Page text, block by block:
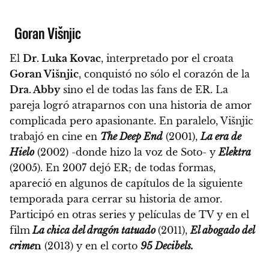
Goran Višnjic
El Dr. Luka Kovac, interpretado por el croata
GoranVišnjic, conquistó no sólo el corazón de la
Dra. Abbysino el de todas las fans de ER. La
pareja logró atraparnos con una historia de amor
complicada pero apasionante. En paralelo,Višnjic
trabajó en cine en The Deep End (2001),La era de
Hielo(2002) -donde hizo la voz de Soto- yElektra
(2005). En 2007 dejó ER; de todas formas,
apareció en algunos de capítulos de la siguiente
temporada para cerrar su historia de amor.
Participó en otras series y películas de TV y en el
filmLa chica del dragón tatuado (2011),El abogado del
crimen (2013) y en el corto 95 Decibels.